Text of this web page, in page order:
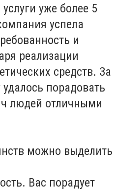
уже более 5
успела
и
реализации
средств. За
порадовать
людей отличными
можно выделить
Вас порадует